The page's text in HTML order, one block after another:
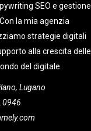
SEO e gestione
la mia agenzia
strategie digitali
alla crescita delle
del digitale.
Lugano